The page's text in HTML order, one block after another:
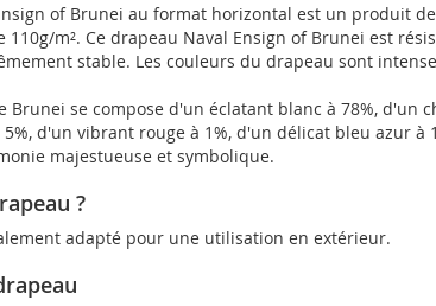
of Brunei au format horizontal est un produit
m². Ce drapeau Naval Ensign of Brunei est
stable. Les couleurs du drapeau sont
Brunei se compose d'un éclatant blanc à 78%, d'un
d'un vibrant rouge à 1%, d'un délicat bleu azur à
majestueuse et symbolique.
?
adapté pour une utilisation en extérieur.